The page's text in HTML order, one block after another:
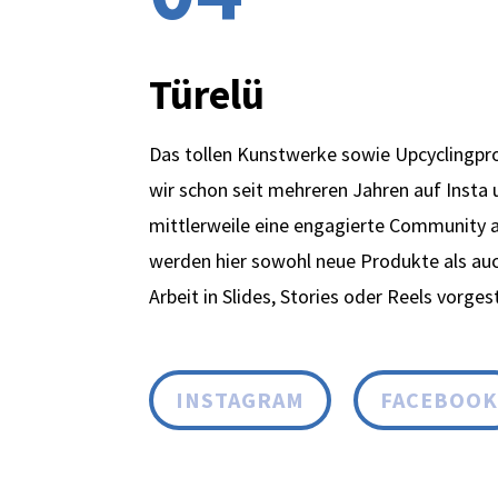
Türelü
Das tollen Kunstwerke sowie
wir schon seit mehreren Jahren auf Insta
mittlerweile eine engagierte Community
werden hier sowohl neue Produkte als
Arbeit in Slides, Stories oder Reels
INSTAGRAM FACEBOOK